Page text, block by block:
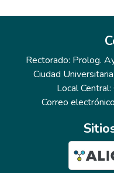
Rectorado: Prolog.
Ciudad
Local
Correo